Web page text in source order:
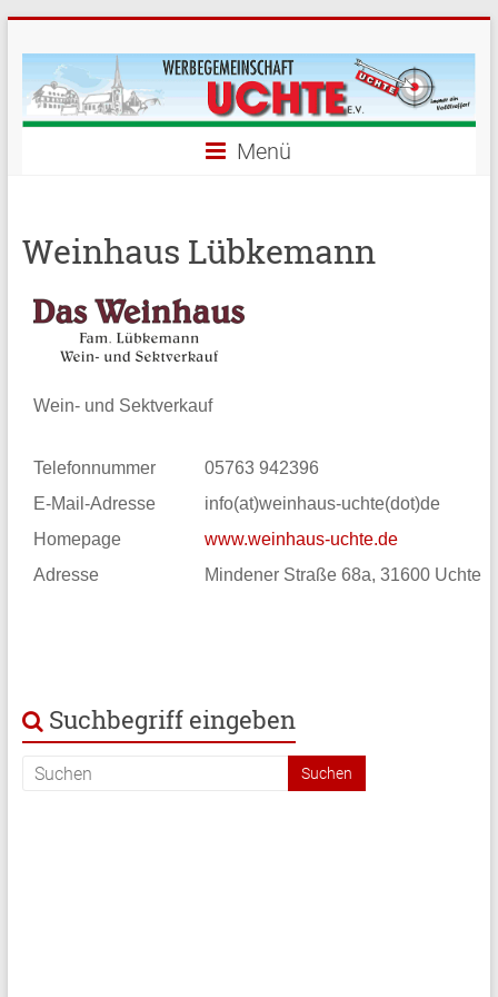
Menü
Weinhaus Lübkemann
Wein- und Sektverkauf
Telefonnummer
05763 942396
E-Mail-Adresse
info(at)weinhaus-uchte(dot)de
Homepage
www.weinhaus-uchte.de
Adresse
Mindener Straße 68a, 31600 Uchte
Suchbegriff eingeben